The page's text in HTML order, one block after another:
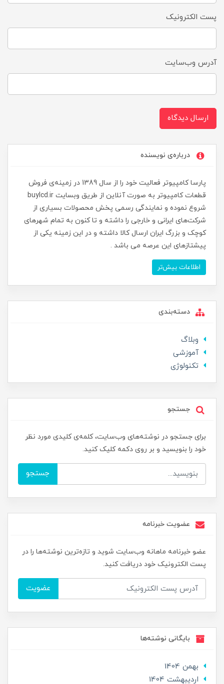
پست الکترونیک
آدرس وب‌سایت
ارسال دیدگاه
درباره‌ی نویسنده
پارسا کامپیوتر فعالیت خود را از سال 1389 در زمینه‌ی فروش
قطعات کامپیوتر به صورت آنلاین از طریق وبسایت buylcd.ir
شروع نموده و نمایندگی رسمی پخش محصولات بسیاری از
شرکت‌های ایرانی و خارجی را داشته و تا کنون به تمام شهرهای
کوچک و بزرگ ایران ارسال کالا داشته و در این زمینه یکی از
پیشتازهای این عرصه می باشد .
اطلاعات بیش‌تر
دسته‌بندی
وبلاگ
آموزشی
تکنولوژی
جستجو
برای جستجو در نوشته‌های وب‌سایت، کلمه‌ی کلیدی مورد نظر
خود را بنویسید و بر روی دکمه کلیک کنید.
جستجو
عضویت خبرنامه
عضو خبرنامه ماهانه وب‌سایت شوید و تازه‌ترین نوشته‌ها را در
پست الکترونیک خود دریافت کنید.
عضویت
بایگانی نوشته‌ها
بهمن 1404
ارديبهشت 1404